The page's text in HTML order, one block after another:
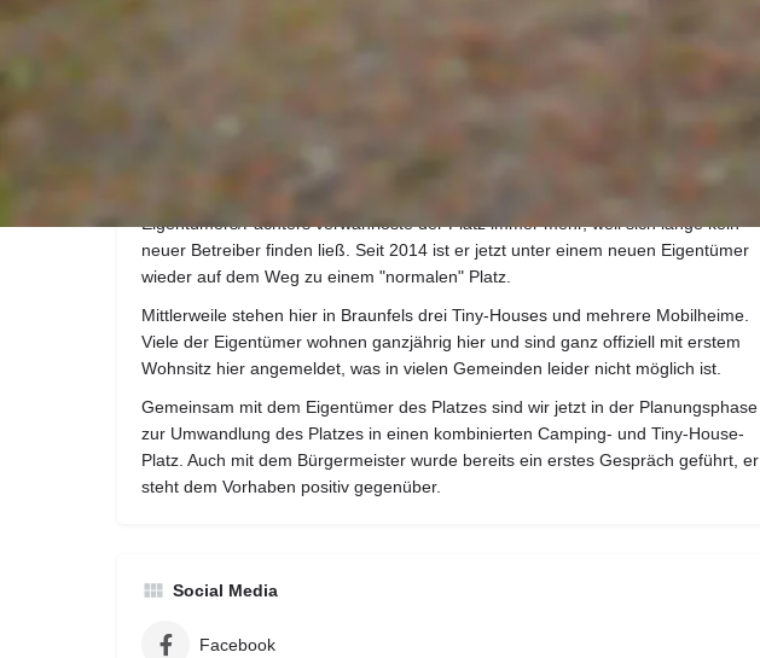
Fuße des nördlichen Taunus in einer waldreichen Umgebung mit einem schönen
Stellplätzen für Dauercamper belegt. Nach dem Tod des früheren
Eigentümers/Pächters verwahrloste der Platz immer mehr, weil sich lange kein
neuer Betreiber finden ließ. Seit 2014 ist er jetzt unter einem neuen Eigentümer
wieder auf dem Weg zu einem "normalen" Platz.
Mittlerweile stehen hier in Braunfels drei Tiny-Houses und mehrere Mobilheime.
Viele der Eigentümer wohnen ganzjährig hier und sind ganz offiziell mit erstem
Wohnsitz hier angemeldet, was in vielen Gemeinden leider nicht möglich ist.
Gemeinsam mit dem Eigentümer des Platzes sind wir jetzt in der Planungsphase
zur Umwandlung des Platzes in einen kombinierten Camping- und Tiny-House-
Platz. Auch mit dem Bürgermeister wurde bereits ein erstes Gespräch geführt, er
steht dem Vorhaben positiv gegenüber.
Social Media
Facebook